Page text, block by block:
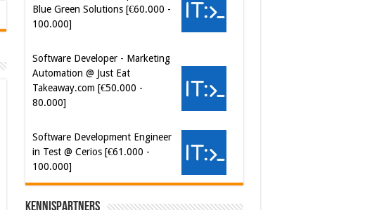
Software Developer - Marketing
Automation @ Just Eat
80.000]
Software Development Engineer
in Test @ Cerios [€61.000 -
Kennispartners